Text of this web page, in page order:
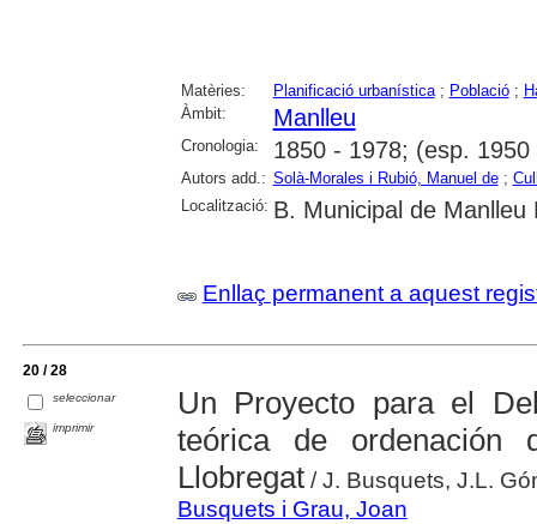
Matèries: Planificació urbanística; Població;
Àmbit:
Manlleu
Cronologia: 1850 - 1978; (esp. 1950
Autors add.: Solà-Morales i Rubió, Manuel de;
Localització: B. Municipal de Manlleu
Enllaç permanent a aquest
20 / 28
seleccionar
imprimir
Un Proyecto para el
teórica de
Llobregat/ J. Busquets, J.L.
Busquets i Grau, Joan